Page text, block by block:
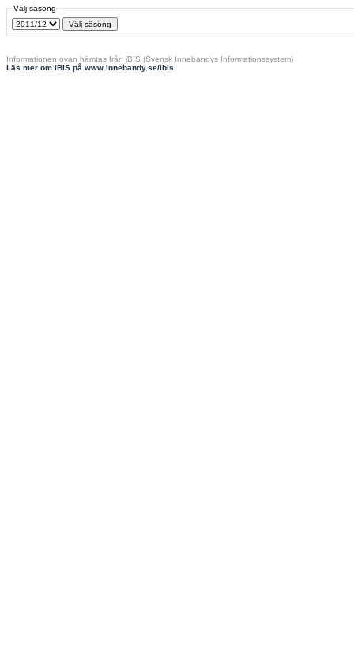
Välj säsong
Informationen ovan hämtas från iBIS (Svensk Innebandys Informationssystem)
Läs mer om iBIS på www.innebandy.se/ibis